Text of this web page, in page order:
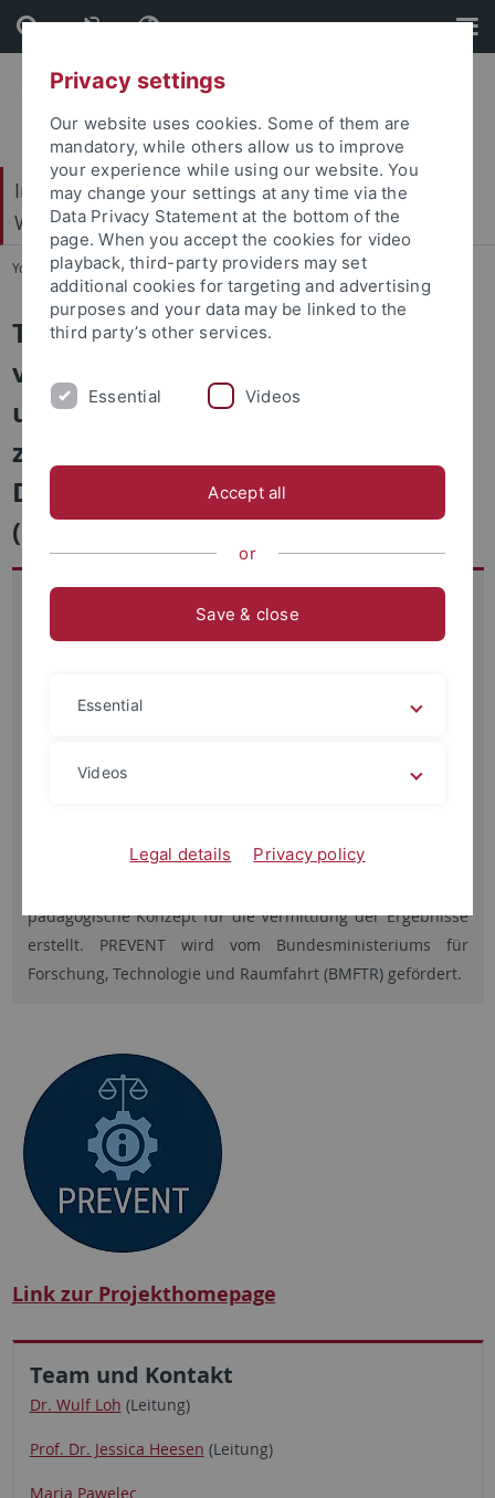
Skip
to
content
Skip
to
footer
Internationales Zentrum für Ethik in den
Wissenschaften (IZEW)
You are here: Startseite ... PREVENT
Trainingsansatz zur Vermittlung
von individuellen, koordinierten
und automatisierten Maßnahmen
zur Prävention von digitalen
Desinformationskampagnen
(PREVENT)
Hauptziel des Projekts PREVENT (Prävention von digitalen
Desinformationskampagnen) ist es, die Entstehung von
entgegenwirken bzw. vorbeugen können. Dazu entwickelt
sich an Behörden und Organisationen mit
IZEW werden dazu die ethischen Leitlinien für die
pädagogische Konzept für die Vermittlung der Ergebnisse
erstellt. PREVENT wird vom Bundesministeriums für
Forschung, Technologie und Raumfahrt (BMFTR) gefördert.
Link zur Projekthomepage
Team und Kontakt
Dr. Wulf Loh (Leitung)
Prof. Dr. Jessica Heesen (Leitung)
Maria Pawelec
Privacy settings
Our website uses cookies. Some of them are
mandatory, while others allow us to improve
your experience while using our website. You
may change your settings at any time via the
Data Privacy Statement at the bottom of the
page. When you accept the cookies for video
playback, third-party providers may set
additional cookies for targeting and advertising
purposes and your data may be linked to the
third party’s other services.
Essential Videos
Accept all
or
Save & close
Essential
Videos
Legal details Privacy policy